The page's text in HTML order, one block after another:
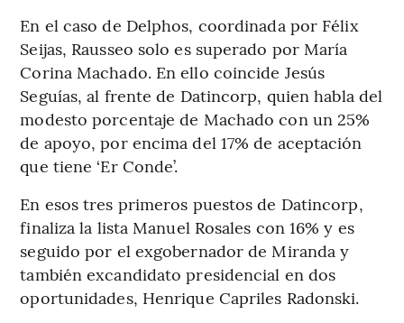
En el caso de Delphos, coordinada por Félix
Seijas, Rausseo solo es superado por María
Corina Machado. En ello coincide Jesús
Seguías, al frente de Datincorp, quien habla del
modesto porcentaje de Machado con un 25%
de apoyo, por encima del 17% de aceptación
que tiene ‘Er Conde’.
En esos tres primeros puestos de Datincorp,
finaliza la lista Manuel Rosales con 16% y es
seguido por el exgobernador de Miranda y
también excandidato presidencial en dos
oportunidades, Henrique Capriles Radonski.